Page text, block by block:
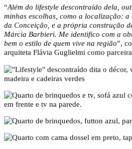
“Além do lifestyle descontraído dela,
minhas escolhas, como a localização: a
da Conceição, e a própria construção
Márcia Barbieri. Me identifico com a
bem o estilo de quem vive na região”,
arquiteta Flávia Guglielmi como